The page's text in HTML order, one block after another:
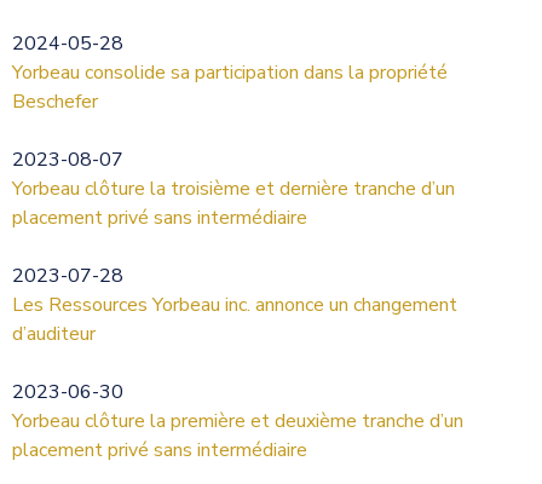
2024-05-28
Yorbeau consolide sa participation dans la propriété
Beschefer
2023-08-07
Yorbeau clôture la troisième et dernière tranche d’un
placement privé sans intermédiaire
2023-07-28
Les Ressources Yorbeau inc. annonce un changement
d’auditeur
2023-06-30
Yorbeau clôture la première et deuxième tranche d’un
placement privé sans intermédiaire